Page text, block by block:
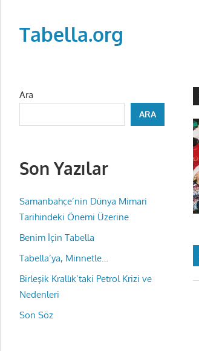
contentTabella.org
Ara
ARA
Son Yazılar
Samanbahçe’nin Dünya Mimari
Tarihindeki Önemi Üzerine
Benim İçin Tabella
Tabella’ya, Minnetle…
Birleşik Krallık’taki Petrol Krizi ve
Nedenleri
Son Söz